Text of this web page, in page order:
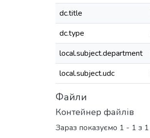
dc.title
dc.type
local.subject.department
local.subject.udc
Файли
Контейнер файлів
Зараз показуємо 1 - 1 з 1